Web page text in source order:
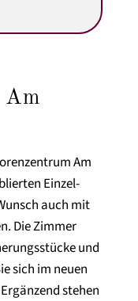
Am
Am
Einzel-
auch mit
Die Zimmer
und
sich im neuen
stehen